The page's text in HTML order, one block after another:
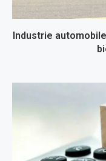
Industrie